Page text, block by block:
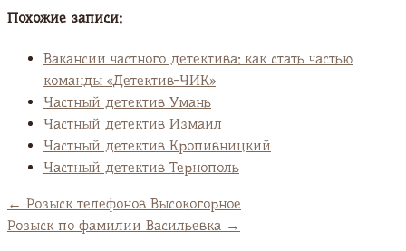
Похожие записи:
Вакансии частного детектива: как стать частью
команды «Детектив-ЧИК»
Частный детектив Умань
Частный детектив Измаил
Частный детектив Кропивницкий
Частный детектив Тернополь
← Розыск телефонов Высокогорное
Розыск по фамилии Васильевка →